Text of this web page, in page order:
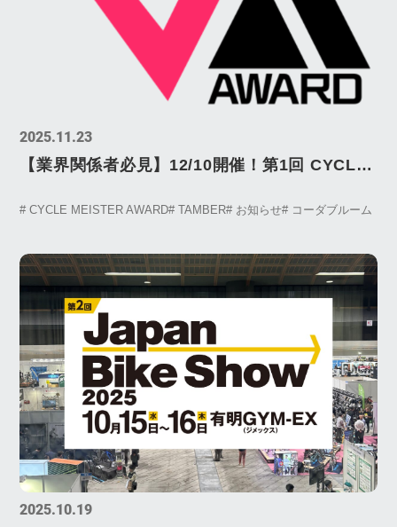
2025.11.23
【業界関係者必見】12/10開催！第1回 CYCLE
# CYCLE MEISTER AWARD# TAMBER# お知らせ# コーダブルーム
2025.10.19